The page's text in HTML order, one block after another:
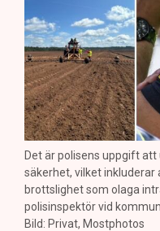
Det är polisens uppgift
säkerhet, vilket
brottslighet som olaga
polisinspektör vid
Bild: Privat, Mostphotos